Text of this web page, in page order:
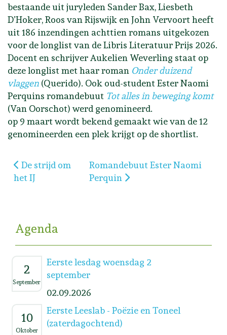
bestaande uit juryleden Sander Bax, Liesbeth
D’Hoker, Roos van Rijswijk en John Vervoort heeft
uit 186 inzendingen achttien romans uitgekozen
voor de longlist van de Libris Literatuur Prijs 2026.
Docent en schrijver Aukelien Weverling staat op
deze longlist met haar roman Onder duizend
vlaggen (Querido). Ook oud-student Ester Naomi
Perquins romandebuut Tot alles in beweging komt
(Van Oorschot) werd genomineerd.
op 9 maart wordt bekend gemaakt wie van de 12
genomineerden een plek krijgt op de shortlist.
Vorig artikel: De strijd om het IJ
De strijd om
het IJ
Volgende artikel: Romandebuut
Romandebuut Ester Naomi
Perquin
Agenda
2
September
Eerste lesdag woensdag 2
september
02.09.2026
10
Oktober
Eerste Leeslab - Poëzie en Toneel
(zaterdagochtend)